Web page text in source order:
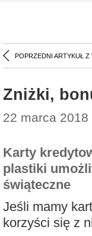
POPRZEDNI ARTYKUŁ Z
Zniżki,
22 marca
Karty
plastiki
świąteczne
Jeśli mamy
korzyści się z